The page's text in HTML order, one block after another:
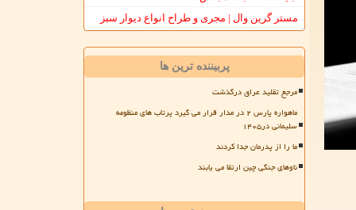
مستر گرین وال | مجری و طراح انواع دیوار سبز
پربیننده ترین ها
مرجع تقلید عراق درگذشت
ماهواره پارس ۲ در مدار قرار می گیرد پرتاب های منظومه
سلیمانی در۱۴۰۵
ما را از پدرمان جدا کردند
ناوهای جنگی چین ارتقا می یابند